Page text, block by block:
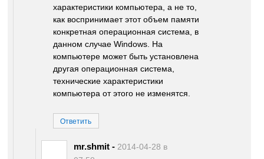
характеристики компьютера, а не то,
как воспринимает этот объем памяти
конкретная операционная система, в
данном случае Windows. На
компьютере может быть установлена
другая операционная система,
технические характеристики
компьютера от этого не изменятся.
Ответить
mr.shmit - 2014-04-28 в